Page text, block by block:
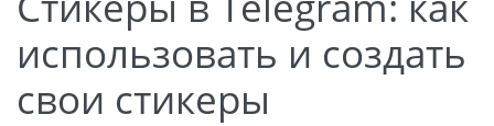
использовать и создать
свои стикеры